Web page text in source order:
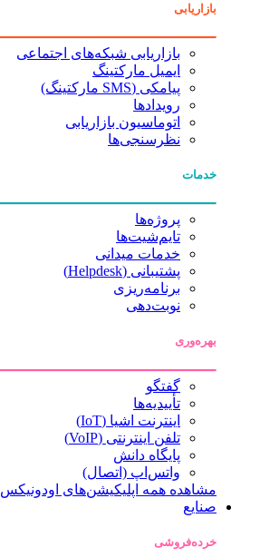
بازاریابی
بازاریابی شبکه‌های اجتماعی
ایمیل مارکتینگ
پیامکی (SMS مارکتینگ)
رویدادها
اتوماسیون بازاریابی
نظرسنجی‌ها
خدمات
پروژه‌ها
تایم‌شیت‌ها
خدمات میدانی
پشتیبانی (Helpdesk)
برنامه‌ریزی
نوبت‌دهی
بهره‌وری
گفتگو
تأییدیه‌ها
اینترنت اشیا (IoT)
تلفن اینترنتی (VoIP)
پایگاه دانش
واتس‌اپ (اتصال)
مشاهده همه اپلیکیشن‌های اودونیکس
صنایع
خرده‌فروشی